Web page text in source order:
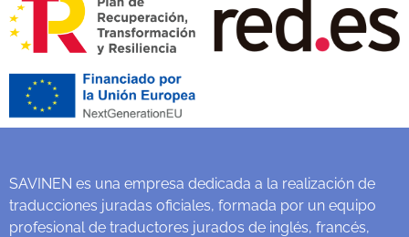
SAVINEN es una empresa dedicada a la realización de
traducciones juradas oficiales, formada por un equipo
profesional de traductores jurados de inglés, francés,